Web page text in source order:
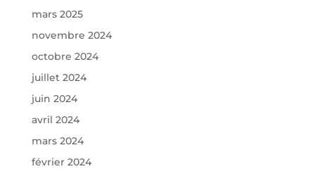
mars 2025
novembre 2024
octobre 2024
juillet 2024
juin 2024
avril 2024
mars 2024
février 2024